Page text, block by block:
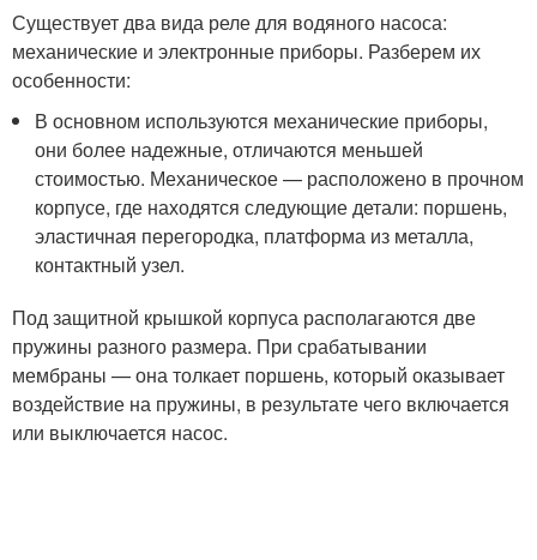
Существует два вида реле для водяного насоса:
механические и электронные приборы. Разберем их
особенности:
В основном используются механические приборы,
они более надежные, отличаются меньшей
стоимостью. Механическое — расположено в прочном
корпусе, где находятся следующие детали: поршень,
эластичная перегородка, платформа из металла,
контактный узел.
Под защитной крышкой корпуса располагаются две
пружины разного размера. При срабатывании
мембраны — она толкает поршень, который оказывает
воздействие на пружины, в результате чего включается
или выключается насос.